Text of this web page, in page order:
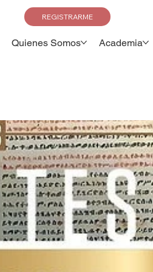
Quienes Somos Academia
REGISTRARME